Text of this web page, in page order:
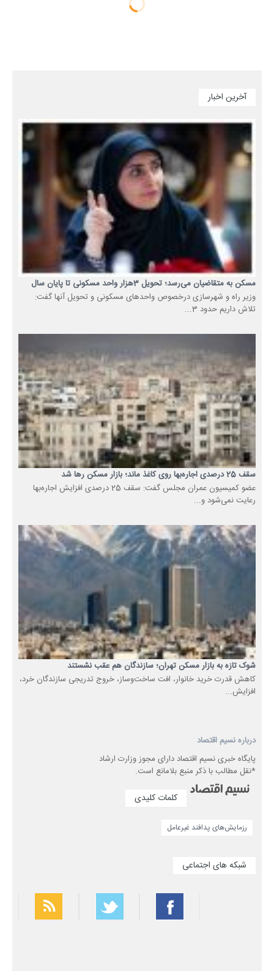
آخرین اخبار
مسکن به متقاضیان می‌رسد؛ تحویل 3هزار واحد مسکونی تا پایان سال
وزیر راه و شهرسازی درخصوص واحدهای مسکونی و تحویل آنها گفت:
تلاش داریم حدود 3...
سقف 25 درصدی اجاره‌بها روی کاغذ ماند؛ بازار مسکن رها شد
عضو کمیسیون عمران مجلس گفت: سقف 25 درصدی افزایش اجاره‌بها
رعایت نمی‌شود و...
شوک تازه به بازار مسکن تهران؛ سازندگان هم عقب نشستند
کاهش قدرت خرید خانوار، افت ساخت‌وساز، خروج تدریجی سازندگان خرد،
افزایش...
درباره نسیم اقتصاد
پایگاه خبری نسیم اقتصاد دارای مجوز وزارت ارشاد
*نقل مطالب با ذکر منبع بلامانع است.
کلمات کلیدی
رزمایش‌های پدافند غیرعامل
شبکه های اجتماعی